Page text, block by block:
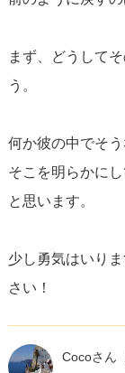
最終的には、彼
ましょう。愛情
取るべきか、お
です。どんな結
まず、どうして
う。
何か彼の中でそう
そこを明らかに
と思います。
少し勇気はいり
さい！
Cocoさん